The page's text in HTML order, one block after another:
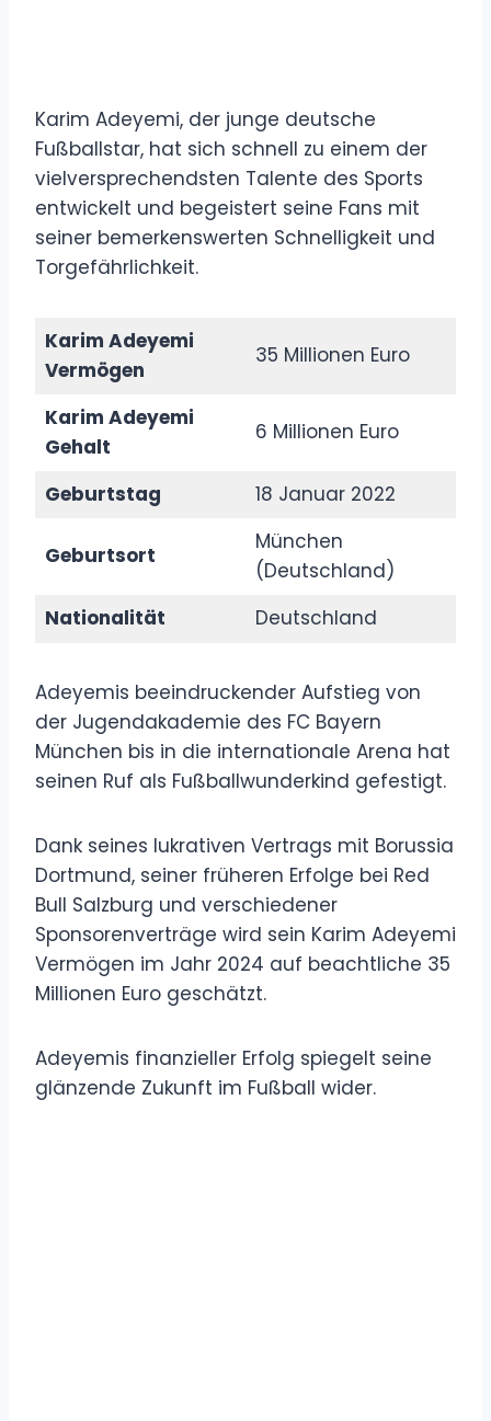
Karim Adeyemi, der junge deutsche
Fußballstar, hat sich schnell zu einem der
vielversprechendsten Talente des Sports
entwickelt und begeistert seine Fans mit
seiner bemerkenswerten Schnelligkeit und
Torgefährlichkeit.
Karim Adeyemi
Vermögen
35 Millionen Euro
Karim Adeyemi
Gehalt
6 Millionen Euro
Geburtstag 18 Januar 2022
Geburtsort
München
(Deutschland)
Nationalität
Deutschland
Adeyemis beeindruckender Aufstieg von
der Jugendakademie des FC Bayern
München bis in die internationale Arena hat
seinen Ruf als Fußballwunderkind gefestigt.
Dank seines lukrativen Vertrags mit Borussia
Dortmund, seiner früheren Erfolge bei Red
Bull Salzburg und verschiedener
Sponsorenverträge wird sein Karim Adeyemi
Vermögen im Jahr 2024 auf beachtliche 35
Millionen Euro geschätzt.
Adeyemis finanzieller Erfolg spiegelt seine
glänzende Zukunft im Fußball wider.